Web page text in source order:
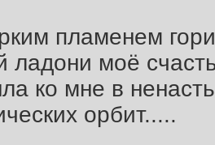
пламенем
ладони моё
ко мне в
орбит.....